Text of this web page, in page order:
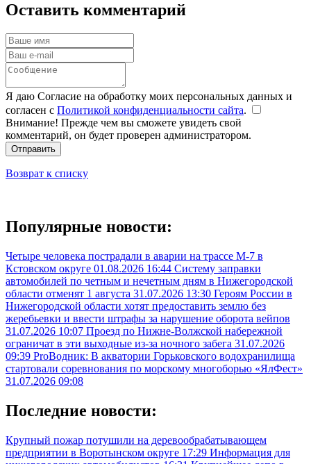
Оставить комментарий
Я даю Согласие на обработку моих персональных данных и
согласен с Политикой конфиденциальности сайта.
Внимание! Прежде чем вы сможете увидеть свой
комментарий, он будет проверен администратором.
Отправить
Возврат к списку
Популярные новости:
Четыре человека пострадали в аварии на трассе М-7 в
Кстовском округе 01.08.2026 16:44 Систему заправки
автомобилей по четным и нечетным дням в Нижегородской
области отменят 1 августа 31.07.2026 13:30 Героям России в
Нижегородской области хотят предоставить землю без
жеребьевки и ввести штрафы за нарушение оборота вейпов
31.07.2026 10:07 Проезд по Нижне-Волжской набережной
ограничат в эти выходные из-за ночного забега 31.07.2026
09:39 ProВодник: В акватории Горьковского водохранилища
стартовали соревнования по морскому многоборью «ЯлФест»
31.07.2026 09:08
Последние новости:
Крупный пожар потушили на деревообрабатывающем
предприятии в Воротынском округе 17:29 Информация для